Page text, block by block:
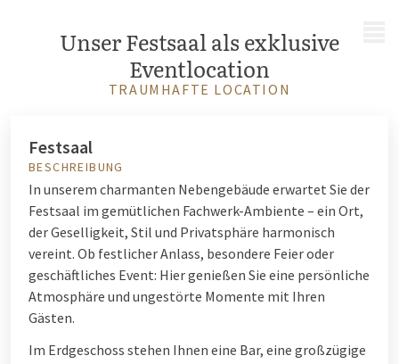
Unser Festsaal als exklusive
Eventlocation
TRAUMHAFTE LOCATION
Festsaal
BESCHREIBUNG
In unserem charmanten Nebengebäude erwartet Sie der
Festsaal im gemütlichen Fachwerk-Ambiente – ein Ort,
der Geselligkeit, Stil und Privatsphäre harmonisch
vereint. Ob festlicher Anlass, besondere Feier oder
geschäftliches Event: Hier genießen Sie eine persönliche
Atmosphäre und ungestörte Momente mit Ihren
Gästen.
Im Erdgeschoss stehen Ihnen eine Bar, eine großzügige